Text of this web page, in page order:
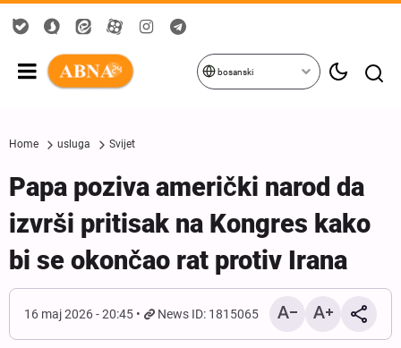
bosanski
Home usluga Svijet
Papa poziva američki narod da
izvrši pritisak na Kongres kako
bi se okončao rat protiv Irana
16 maj 2026 - 20:45 News ID: 1815065